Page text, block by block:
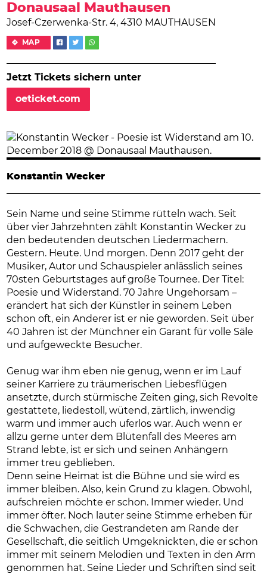
Donausaal Mauthausen
Josef-Czerwenka-Str. 4, 4310 MAUTHAUSEN
MAP
Jetzt Tickets sichern unter
oeticket.com
Konstantin Wecker
Sein Name und seine Stimme rütteln wach. Seit
über vier Jahrzehnten zählt Konstantin Wecker zu
den bedeutenden deutschen Liedermachern.
Gestern. Heute. Und morgen. Denn 2017 geht der
Musiker, Autor und Schauspieler anlässlich seines
70sten Geburtstages auf große Tournee. Der Titel:
Poesie und Widerstand. 70 Jahre Ungehorsam –
erändert hat sich der Künstler in seinem Leben
schon oft, ein Anderer ist er nie geworden. Seit über
40 Jahren ist der Münchner ein Garant für volle Säle
und aufgeweckte Besucher.
Genug war ihm eben nie genug, wenn er im Lauf
seiner Karriere zu träumerischen Liebesflügen
ansetzte, durch stürmische Zeiten ging, sich Revolte
gestattete, liedestoll, wütend, zärtlich, inwendig
warm und immer auch uferlos war. Auch wenn er
allzu gerne unter dem Blütenfall des Meeres am
Strand lebte, ist er sich und seinen Anhängern
immer treu geblieben.
Denn seine Heimat ist die Bühne und sie wird es
immer bleiben. Also, kein Grund zu klagen. Obwohl,
aufschreien möchte er schon. Immer wieder. Und
immer öfter. Noch lauter seine Stimme erheben für
die Schwachen, die Gestrandeten am Rande der
Gesellschaft, die seitlich Umgeknickten, die er schon
immer mit seinem Melodien und Texten in den Arm
genommen hat. Seine Lieder und Schriften sind seit